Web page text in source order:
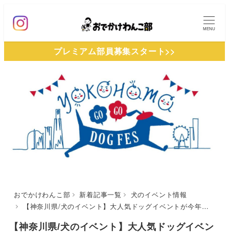
ン
MENU
プレミアム部員募集スタート>>
おでかけわんこ部 新着記事一覧
犬のイベント情報
【神奈川県/犬のイベント】大人気ドッグイベントが今年も開催！「YOKOHAMA GOGO DOG FES 2025 Autumn」（パシフィコ横浜 臨港パーク）11/1～11/3
【神奈川県/犬のイベント】大人気ドッグイベン